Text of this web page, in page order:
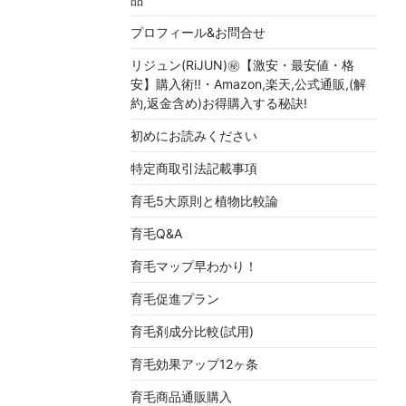
プロフィール&お問合せ
リジュン(RiJUN)㊙【激安・最安値・格
安】購入術!!・Amazon,楽天,公式通販,(解
約,返金含め)お得購入する秘訣!
初めにお読みください
特定商取引法記載事項
育毛5大原則と植物比較論
育毛Q&A
育毛マップ早わかり！
育毛促進プラン
育毛剤成分比較(試用)
育毛効果アップ12ヶ条
育毛商品通販購入